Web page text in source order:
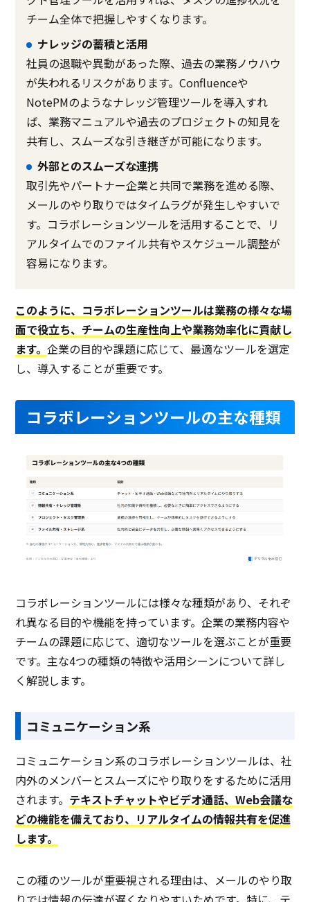
チーム全体で把握しやすくなります。
ナレッジの蓄積と活用
社員の退職や異動があった際、過去の業務ノウハウ
が失われるリスクがあります。Confluenceや
NotePMのようなナレッジ管理ツールを導入すれ
ば、業務マニュアルや過去のプロジェクトの知見を
共有し、スムーズな引き継ぎが可能になります。
外部とのスムーズな連携
取引先やパートナー企業と共同で業務を進める際、
メールのやり取りではタイムラグが発生しやすいで
す。コラボレーションツールを活用することで、リ
アルタイムでのファイル共有やスケジュール調整が
容易になります。
このように、コラボレーションツールは業務の様々な場
面で役立ち、チームの生産性向上や業務効率化に貢献し
ます。企業の目的や課題に応じて、最適なツールを選定
し、導入することが重要です。
コラボレーションツールの主な種類
コラボレーションツールには様々な種類があり、それぞ
れ異なる目的や機能を持っています。企業の業務内容や
チームの課題に応じて、適切なツールを選ぶことが重要
です。主な4つの種類の特徴や活用シーンについて詳し
く解説します。
コミュニケーション系
コミュニケーション系のコラボレーションツールは、社
内外のメンバーとスムーズにやり取りをするために活用
されます。 テキストチャットやビデオ通話、Web会議な
どの機能を備えており、リアルタイムの情報共有を促進
します。
この種のツールが重要視される理由は、メールのやり取